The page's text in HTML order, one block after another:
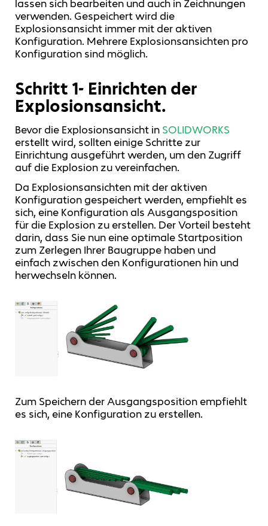
lassen sich bearbeiten und auch in Zeichnungen
verwenden. Gespeichert wird die
Explosionsansicht immer mit der aktiven
Konfiguration. Mehrere Explosionsansichten pro
Konfiguration sind möglich.
Schritt 1- Einrichten der
Explosionsansicht.
Bevor die Explosionsansicht in SOLIDWORKS
erstellt wird, sollten einige Schritte zur
Einrichtung ausgeführt werden, um den Zugriff
auf die Explosion zu vereinfachen.
Da Explosionsansichten mit der aktiven
Konfiguration gespeichert werden, empfiehlt es
sich, eine Konfiguration als Ausgangsposition
für die Explosion zu erstellen. Der Vorteil besteht
darin, dass Sie nun eine optimale Startposition
zum Zerlegen Ihrer Baugruppe haben und
einfach zwischen den Konfigurationen hin und
herwechseln können.
Zum Speichern der Ausgangsposition empfiehlt
es sich, eine Konfiguration zu erstellen.